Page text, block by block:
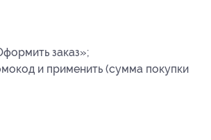
заказ»;
и применить (сумма покупки